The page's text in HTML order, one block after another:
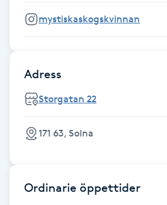
Healing
HIFU
Hollywood Peel
Hot Stone Massage
Hot yoga
mystiskaskogskvinnan
Adress
Storgatan 22
171 63, Solna
Ordinarie öppettider